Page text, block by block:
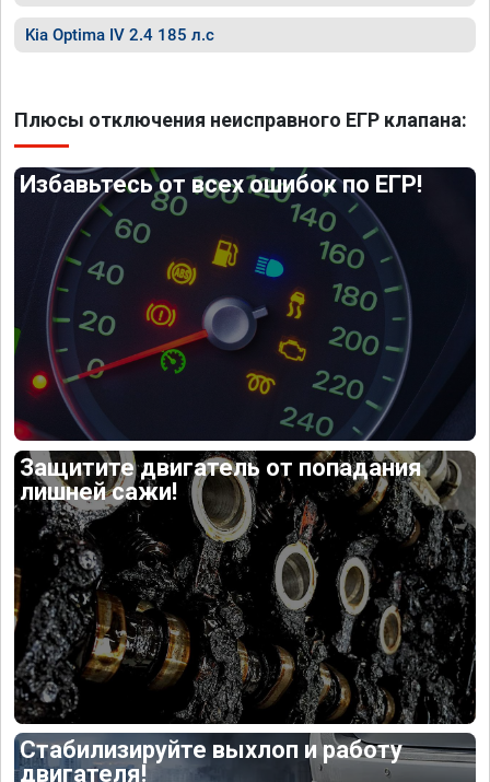
Kia Optima IV 2.4 185 л.с
Плюсы отключения неисправного ЕГР клапана:
Избавьтесь от всех ошибок по ЕГР!
Защитите двигатель от попадания
лишней сажи!
Стабилизируйте выхлоп и работу
двигателя!